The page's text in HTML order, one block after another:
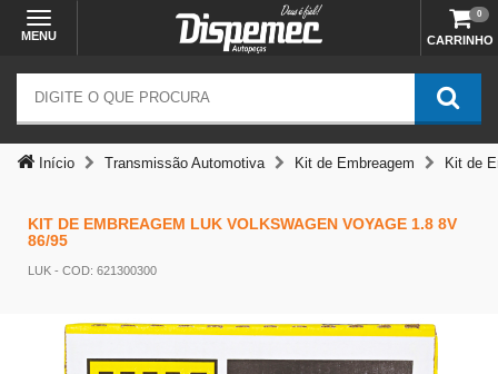
MENU CARRINHO
0
Início Transmissão Automotiva Kit de Embreagem Kit de
KIT DE EMBREAGEM LUK VOLKSWAGEN VOYAGE 1.8 8V
86/95
LUK - COD: 621300300